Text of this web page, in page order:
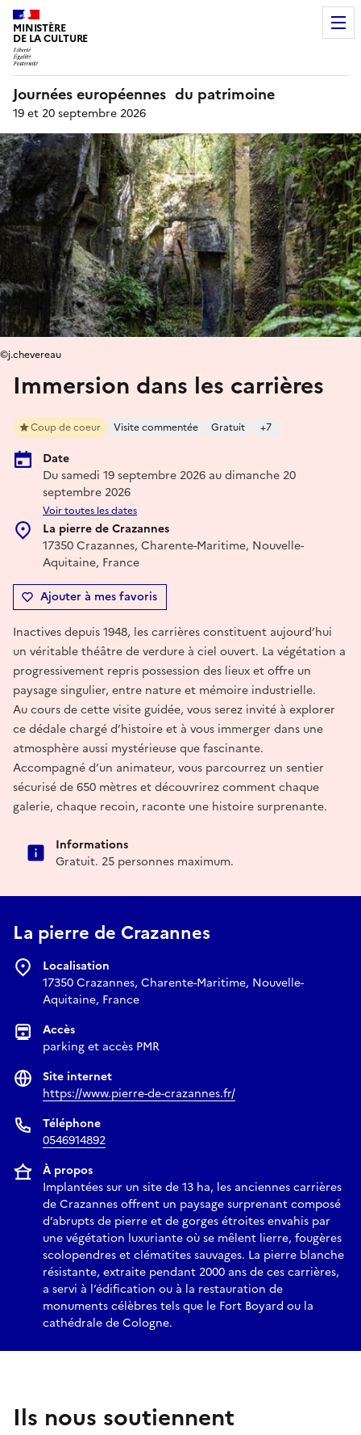
MINISTÈRE
DE LA CULTURE
Journées européennes du patrimoine
19 et 20 septembre 2026
Immersion dans les carrières
Coup de coeur Visite commentée Gratuit +7
Date
Du samedi 19 septembre 2026 au dimanche 20
septembre 2026
Voir toutes les dates
La pierre de Crazannes
17350 Crazannes, Charente-Maritime, Nouvelle-
Aquitaine, France
Ajouter à mes favoris
©j.chevereau
Inactives depuis 1948, les carrières constituent aujourd’hui
un véritable théâtre de verdure à ciel ouvert. La végétation a
progressivement repris possession des lieux et offre un
paysage singulier, entre nature et mémoire industrielle.
Au cours de cette visite guidée, vous serez invité à explorer
ce dédale chargé d’histoire et à vous immerger dans une
atmosphère aussi mystérieuse que fascinante.
Accompagné d’un animateur, vous parcourrez un sentier
sécurisé de 650 mètres et découvrirez comment chaque
galerie, chaque recoin, raconte une histoire surprenante.
Informations
Gratuit. 25 personnes maximum.
La pierre de Crazannes
Localisation
17350 Crazannes, Charente-Maritime, Nouvelle-
Aquitaine, France
Accès
parking et accès PMR
Site internet
https://www.pierre-de-crazannes.fr/
Téléphone
0546914892
À propos
Implantées sur un site de 13 ha, les anciennes carrières
de Crazannes offrent un paysage surprenant composé
d’abrupts de pierre et de gorges étroites envahis par
une végétation luxuriante où se mêlent lierre, fougères
scolopendres et clématites sauvages. La pierre blanche
résistante, extraite pendant 2000 ans de ces carrières,
a servi à l’édification ou à la restauration de
monuments célèbres tels que le Fort Boyard ou la
cathédrale de Cologne.
Ils nous soutiennent